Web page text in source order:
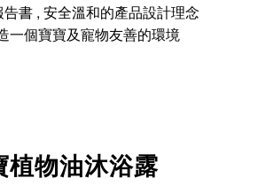
書 , 安全溫和的產品設計理念
一個寶寶及寵物友善的環境
植物油沐浴露